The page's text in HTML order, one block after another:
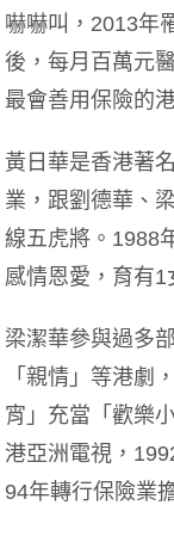
嚇嚇叫，2013年
後，每月百萬元
最會善用保險的
黃日華是香港著
業，跟劉德華、
線五虎將。1988
感情恩愛，育有1
梁潔華參與過多
「親情」等港劇
宵」充當「歡樂
港亞洲電視，
94年轉行保險業